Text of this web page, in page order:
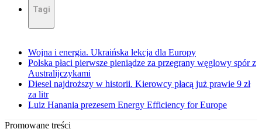
Tagi
Wojna i energia. Ukraińska lekcja dla Europy
Polska płaci pierwsze pieniądze za przegrany węglowy spór z
Australijczykami
Diesel najdroższy w historii. Kierowcy płacą już prawie 9 zł
za litr
Luiz Hanania prezesem Energy Efficiency for Europe
Promowane treści